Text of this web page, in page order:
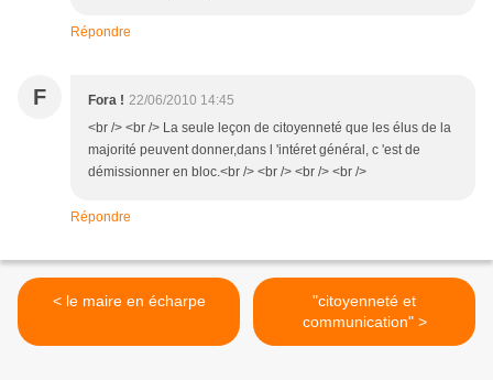
Répondre
F Fora ! 22/06/2010 14:45
<br /> <br /> La seule leçon de citoyenneté que les élus de la
majorité peuvent donner,dans l 'intéret général, c 'est de
démissionner en bloc.<br /> <br /> <br /> <br />
Répondre
< le maire en écharpe
"citoyenneté et
communication" >